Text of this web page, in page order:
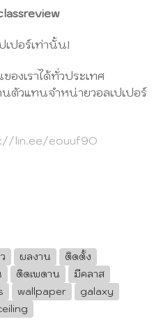
เปอร์เท่านั้น!
งเราได้ทั่วประเทศ
ตัวแทนจำหน่ายวอลเปเปอร์
lin.ee/eouuf9O
ผลงาน
ติดตั้ง
ติดเพดาน
มีคลาส
wallpaper
galaxy